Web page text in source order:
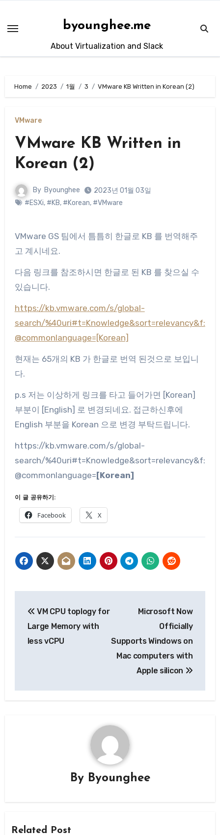
content
byounghee.me
About Virtualization and Slack
Home 2023 1월 3 VMware KB Written in Korean (2)
VMware
VMware KB Written in
Korean (2)
By Byounghee
2023년 01월 03일
#ESXi, #KB, #Korean, #VMware
VMware GS 팀에서 틈틈히 한글로 KB 를 번역해주
고 계시네요.
다음 링크를 참조하시면 한글로 된 KB 를 찾으실 수
있습니다.
https://kb.vmware.com/s/global-
search/%40uri#t=Knowledge&sort=relevancy&f:
@commonlanguage=[Korean]
현재는 65개의 KB 가 한글로 번역 된것으로 보입니
다.
p.s 저는 이상하게 링크를 타고 들어가면 [Korean]
부분이 [English] 로 변경되네요. 접근하신후에
English 부분을 Korean 으로 변경 부탁드립니다.
https://kb.vmware.com/s/global-
search/%40uri#t=Knowledge&sort=relevancy&f:
@commonlanguage= [Korean]
이 글 공유하기:
Facebook X
탐
색
VM CPU toplogy for
Large Memory with
less vCPU
Microsoft Now
Officially
Supports Windows on
Mac computers with
Apple silicon
By Byounghee
Related Post